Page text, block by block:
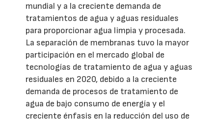
mundial y a la creciente demanda de
tratamientos de agua y aguas residuales
para proporcionar agua limpia y procesada.
La separación de membranas tuvo la mayor
participación en el mercado global de
tecnologías de tratamiento de agua y aguas
residuales en 2020, debido a la creciente
demanda de procesos de tratamiento de
agua de bajo consumo de energía y el
creciente énfasis en la reducción del uso de